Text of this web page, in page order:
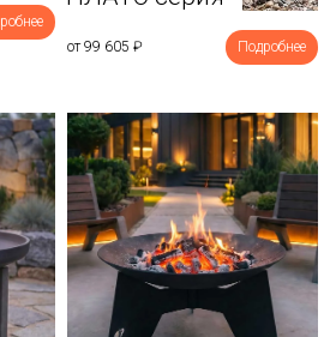
от 99 605 ₽ Подробнее